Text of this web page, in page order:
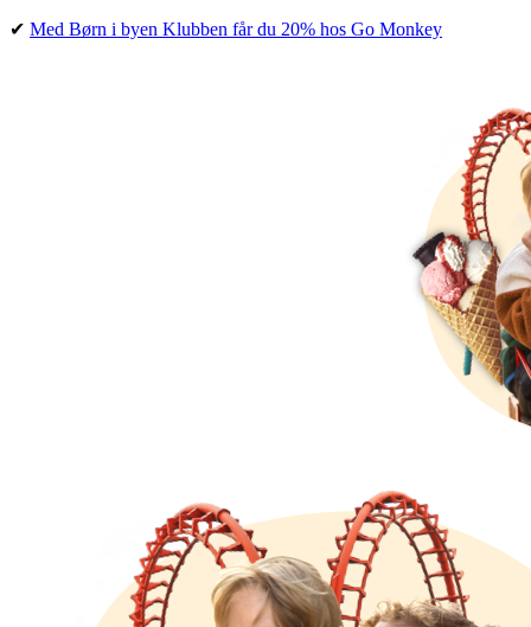
✔︎ Med Børn i byen Klubben får du 20% hos Go Monkey